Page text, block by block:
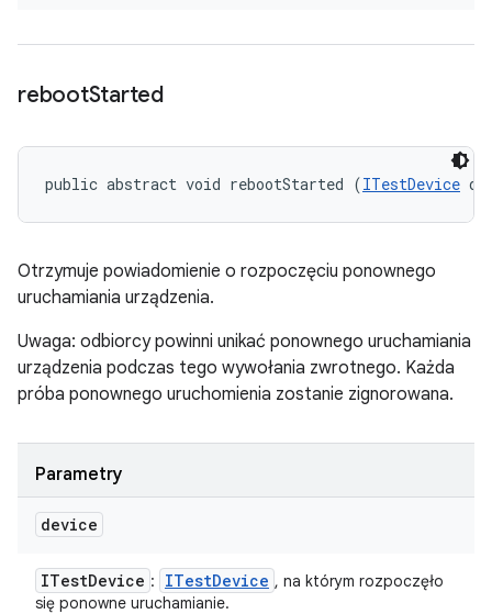
rebootStarted
public abstract void rebootStarted (ITestDevice
Otrzymuje powiadomienie o rozpoczęciu ponownego
uruchamiania urządzenia.
Uwaga: odbiorcy powinni unikać ponownego uruchamiania
urządzenia podczas tego wywołania zwrotnego. Każda
próba ponownego uruchomienia zostanie zignorowana.
Parametry
device
ITestDevice : ITestDevice , na którym rozpoczęło
się ponowne uruchamianie.